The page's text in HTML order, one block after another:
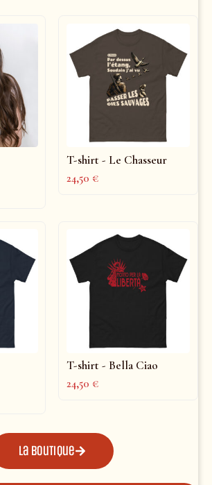
T-shirt - Le Chasseur
24,50€
T-shirt - Bella Ciao
24,50€
La boutique